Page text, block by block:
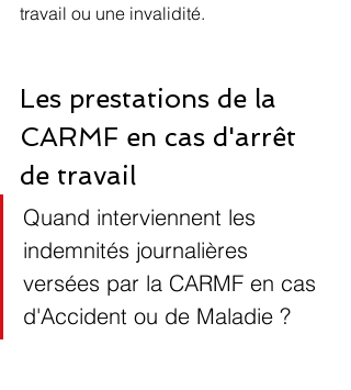
travail ou une invalidité.
Les prestations de la
CARMF en cas d'arrêt
de travail
Quand interviennent les
indemnités journalières
versées par la CARMF en cas
d'Accident ou de Maladie ?